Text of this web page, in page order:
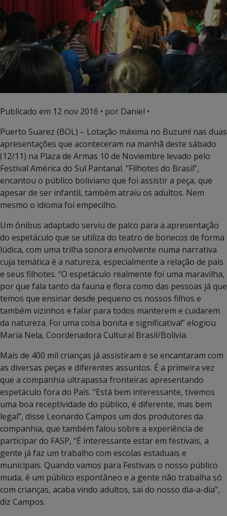
Publicado em 12 nov 2016 • por Daniel •
Puerto Suarez (BOL) – Lotação máxima no Buzum! nas duas
apresentações que aconteceram na manhã deste sábado
(12/11) na Plaza de Armas 10 de Noviembre levado pelo
Festival América do Sul Pantanal. “Filhotes do Brasil”,
encantou o público boliviano que foi assistir a peça, que
apesar de ser infantil, também atraiu os adultos. Nem
mesmo o idioma foi empecilho.
Um ônibus adaptado serviu de palco para a apresentação
do espetáculo que se utiliza do teatro de bonecos de forma
lúdica, com uma trilha sonora envolvente numa narrativa
cuja temática é a natureza, especialmente a relação de pais
e seus filhotes. “O espetáculo realmente foi uma maravilha,
por que fala tanto da fauna e flora como das pessoas já que
temos que ensinar desde pequeno os nossos filhos e
também vizinhos e falar para todos manterem e cuidarem
da natureza. Foi uma coisa bonita e significativa!” elogiou
Maria Nela, Coordenadora Cultural Brasil/Bolívia.
Mais de 400 mil crianças já assistiram e se encantaram com
as diversas peças e diferentes assuntos. É a primeira vez
que a companhia ultrapassa fronteiras apresentando
espetáculo fora do País. “Está bem interessante, tivemos
uma boa receptividade do público, é diferente, mas bem
legal”, disse Leonardo Campos um dos produtores da
companhia, que também falou sobre a experiência de
participar do FASP, “É interessante estar em festivais, a
gente já faz um trabalho com escolas estaduais e
municipais. Quando vamos para Festivais o nosso público
muda, é um público espontâneo e a gente não trabalha só
com crianças, acaba vindo adultos, sai do nosso dia-a-dia”,
diz Campos.